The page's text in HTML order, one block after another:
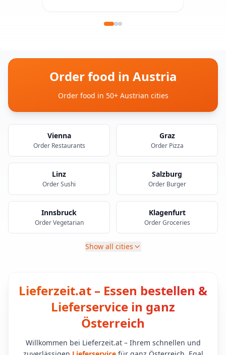
Order food in Austria
Order food in 50+ Austrian cities
Vienna
Order Restaurants
Graz
Order Pizza
Linz
Order Sushi
Salzburg
Order Burger
Innsbruck
Order Vegetarian
Klagenfurt
Order Groceries
Show all cities
Lieferzeit.at – Essen bestellen &
Lieferservice in ganz
Österreich
Willkommen bei Lieferzeit.at – Ihrem schnellen und